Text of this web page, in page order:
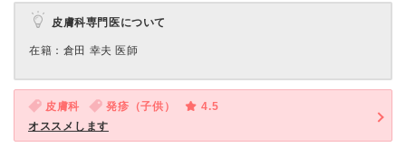
皮膚科専門医について
在籍：倉田 幸夫 医師
皮膚科 発疹（子供）
4.5
オススメします